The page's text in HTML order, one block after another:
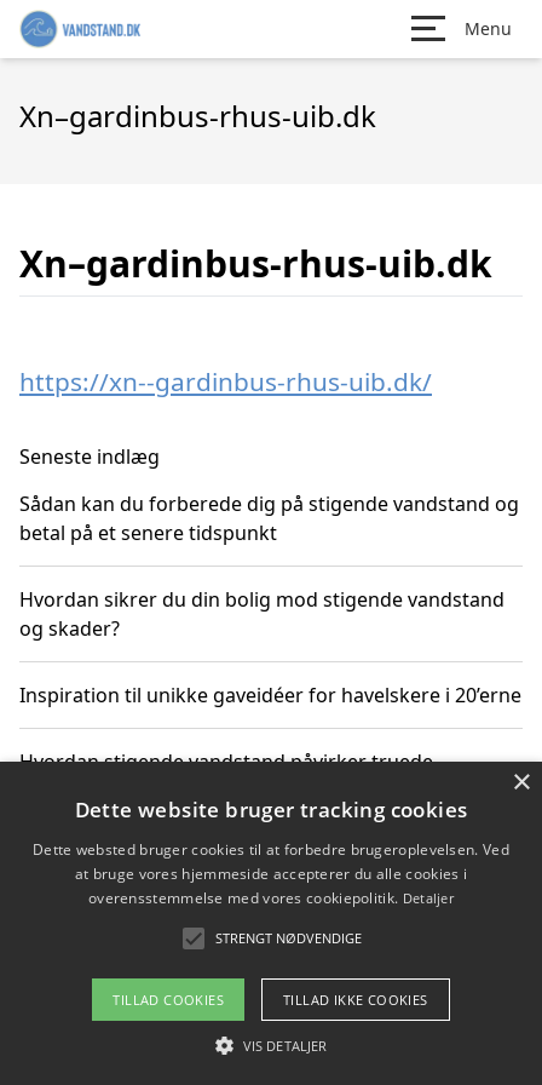
Menu
Xn–gardinbus-rhus-uib.dk
Xn–gardinbus-rhus-uib.dk
https://xn--gardinbus-rhus-uib.dk/
Seneste indlæg
Sådan kan du forberede dig på stigende vandstand og
betal på et senere tidspunkt
Hvordan sikrer du din bolig mod stigende vandstand
og skader?
Inspiration til unikke gaveidéer for havelskere i 20’erne
Hvordan stigende vandstand påvirker truede
Sådan vælger du de bedste vandrerygsække til
vandreture i Danmark
Copyright 2026 - Pilanto Aps
Om / kontakt
×
Dette website bruger tracking cookies
Dette websted bruger cookies til at forbedre brugeroplevelsen. Ved
at bruge vores hjemmeside accepterer du alle cookies i
overensstemmelse med vores cookiepolitik. Detaljer
STRENGT NØDVENDIGE
TILLAD COOKIES TILLAD IKKE COOKIES
VIS DETALJER